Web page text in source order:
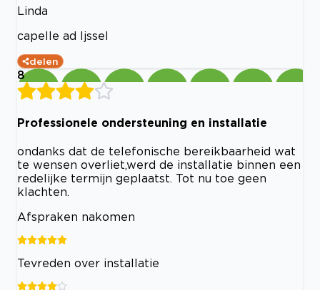
Linda
capelle ad Ijssel
delen
8
Professionele ondersteuning en installatie
ondanks dat de telefonische bereikbaarheid wat
te wensen overliet,werd de installatie binnen een
redelijke termijn geplaatst. Tot nu toe geen
klachten.
Afspraken nakomen
Tevreden over installatie